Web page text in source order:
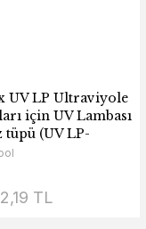
UV LP Ultraviyole
için UV Lambası
tüpü (UV LP-
TL